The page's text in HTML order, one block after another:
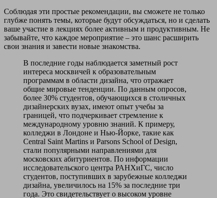
Соблюдая эти простые рекомендации, вы сможете не только
глубже понять темы, которые будут обсуждаться, но и сделать
ваше участие в лекциях более активным и продуктивным. Не
забывайте, что каждое мероприятие – это шанс расширить
свои знания и завести новые знакомства.
В последние годы наблюдается заметный рост
интереса москвичей к образовательным
программам в области дизайна, что отражает
общие мировые тенденции. По данным опросов,
более 30% студентов, обучающихся в столичных
дизайнерских вузах, имеют опыт учебы за
границей, что подчеркивает стремление к
международному уровню знаний. К примеру,
колледжи в Лондоне и Нью-Йорке, такие как
Central Saint Martins и Parsons School of Design,
стали популярными направлениями для
московских абитуриентов. По информации
исследовательского центра РАНХиГС, число
студентов, поступивших в зарубежные колледжи
дизайна, увеличилось на 15% за последние три
года. Это свидетельствует о высоком уровне